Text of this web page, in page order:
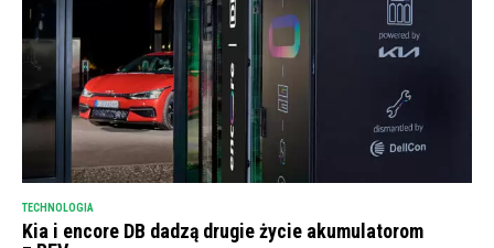
TECHNOLOGIA
Kia i encore DB dadzą drugie życie akumulatorom